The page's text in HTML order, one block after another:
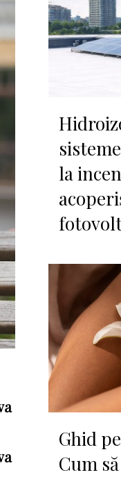
la
Ghid
Cum